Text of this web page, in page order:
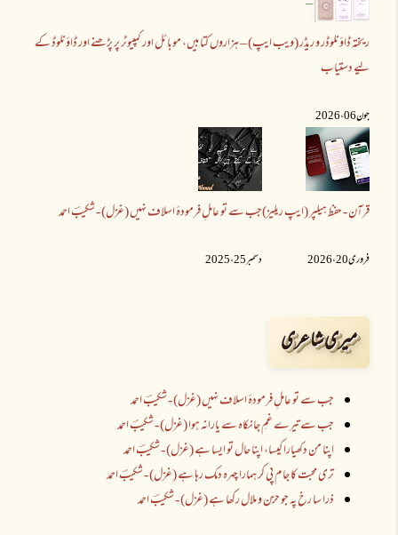
ریختہ ڈاؤنلوڈر و ریڈر (ویب ایپ) – ہزاروں کتابیں، موبائل اور کمپیوٹر پر پڑھنے اور ڈاؤنلوڈ کے
لیے دستیاب
جون 06 ،2026
قرآن - حفظ ہیلپر (ایپ ریلیز)
فروری 20 ،2026
جب سے تو عاملِ فرمودۂ اسلاف نہیں (غزل) - شکیبؔ احمد
دسمبر 25 ،2025
میری شاعری
جب سے تو عاملِ فرمودۂ اسلاف نہیں (غزل) - شکیبؔ احمد
جب سے تیرے غمِ جانکاہ سے یارانہ ہوا (غزل) - شکیبؔ احمد
اپنا من دکھیارا کیسا، اپنا حال تو ایسا ہے (غزل) - شکیبؔ احمد
تری محبت کا جام پی کر ہمارا چہرہ دمک رہا ہے (غزل) - شکیبؔ احمد
ذرا سا رخ پہ جو حزن و ملال رکھا ہے (غزل) - شکیبؔ احمد